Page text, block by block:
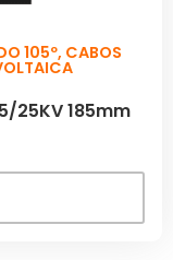
105º, CABOS
25KV 185mm